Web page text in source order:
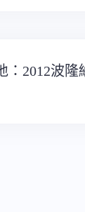
：2012波隆